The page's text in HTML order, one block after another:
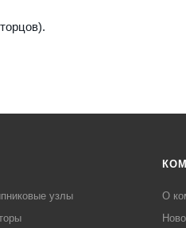
узлы
О